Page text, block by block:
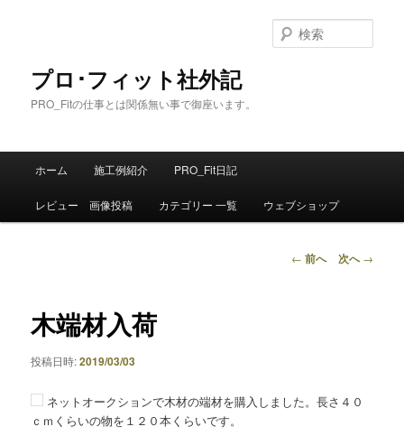
プロ･フィット社外記
PRO_Fitの仕事とは関係無い事で御座います。
索
メ
ホーム 施工例紹介 PRO_Fit日記
レビュー 画像投稿 カテゴリー 一覧 ウェブショップ
投
ン
← 前へ 次へ→
木端材入荷
投稿日時:2019/03/03
ネットオークションで木材の端材を購入しました。長さ４０
ｃｍくらいの物を１２０本くらいです。